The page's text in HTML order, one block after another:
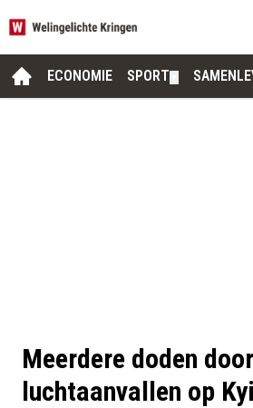
ECONOMIE SPORT
Meerdere doden
luchtaanvallen op